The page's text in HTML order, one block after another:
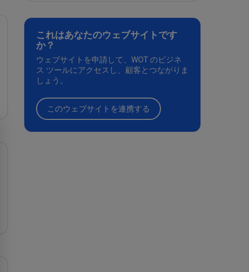
これはあなたのウェブサイトです
か？
ウェブサイトを申請して、WOT のビジネ
ス ツールにアクセスし、顧客とつながりま
しょう。
このウェブサイトを連携する